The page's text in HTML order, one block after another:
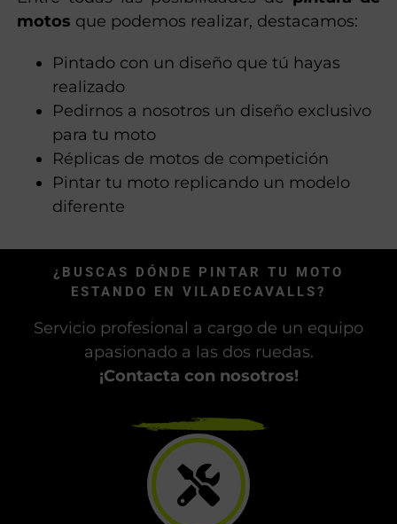
Entre todas las posibilidades de
pintura de
motos
que podemos realizar, destacamos:
Pintado con un diseño que tú hayas
realizado
Pedirnos a nosotros un diseño exclusivo
para tu moto
Pintar tu moto replicando un modelo
diferente
¿BUSCAS DÓNDE PINTAR TU MOTO
ESTANDO EN VILADECAVALLS?
apasionado a las dos ruedas.
¡Contacta con nosotros!